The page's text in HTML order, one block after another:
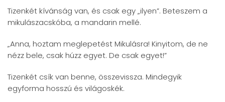
Tizenkét kívánság van, és csak egy „ilyen”. Beteszem a
mikulászacskóba, a mandarin mellé.
„Anna, hoztam meglepetést Mikulásra! Kinyitom, de ne
nézz bele, csak húzz egyet. De csak egyet!”
Tizenkét csík van benne, összevissza. Mindegyik
egyforma hosszú és világoskék.